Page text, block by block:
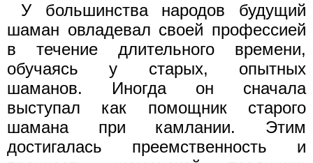
У большинства народов будущий
шаман овладевал своей профессией
в течение длительного времени,
обучаясь у старых, опытных
шаманов. Иногда он сначала
выступал как помощник старого
шамана при камлании. Этим
достигалась преемственность и